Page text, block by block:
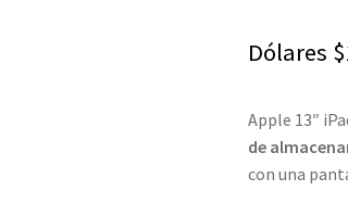
Dólares $
Apple 13″
de
con una